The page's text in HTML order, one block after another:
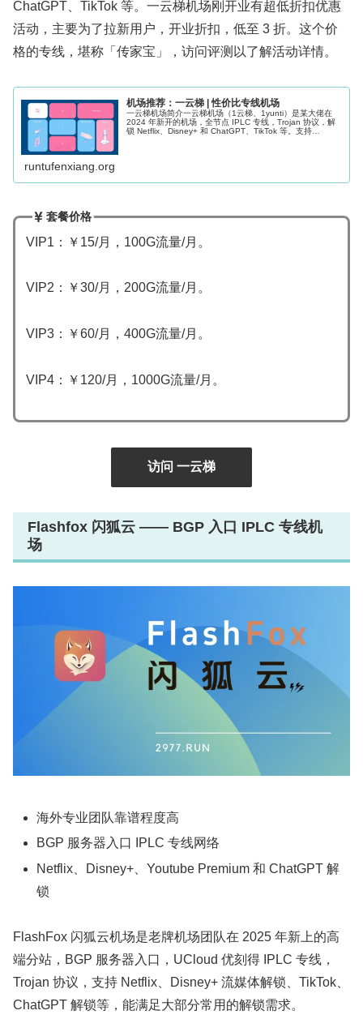
ChatGPT、TikTok 等。一云梯机场刚开业有超低折扣优惠
活动，主要为了拉新用户，开业折扣，低至 3 折。这个价
格的专线，堪称「传家宝」，访问评测以了解活动详情。
机场推荐：一云梯 | 性价比专线机场
一云梯机场简介一云梯机场（1云梯、1yunti）是某大佬在
2024 年新开的机场，全节点 IPLC 专线，Trojan 协议，解
锁 Netflix、Disney+ 和 ChatGPT、TikTok 等。支持
runtufenxiang.org
套餐价格
VIP1：￥15/月，100G流量/月。
VIP2：￥30/月，200G流量/月。
VIP3：￥60/月，400G流量/月。
VIP4：￥120/月，1000G流量/月。
访问 一云梯
Flashfox 闪狐云 —— BGP 入口 IPLC 专线机
场
海外专业团队靠谱程度高
BGP 服务器入口 IPLC 专线网络
Netflix、Disney+、Youtube Premium 和 ChatGPT 解
锁
FlashFox 闪狐云机场是老牌机场团队在 2025 年新上的高
端分站，BGP 服务器入口，UCloud 优刻得 IPLC 专线，
Trojan 协议，支持 Netflix、Disney+ 流媒体解锁、TikTok、
ChatGPT 解锁等，能满足大部分常用的解锁需求。